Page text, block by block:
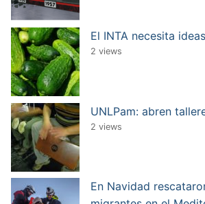
El INTA necesita ideas
2 views
UNLPam: abren
2 views
En Navidad